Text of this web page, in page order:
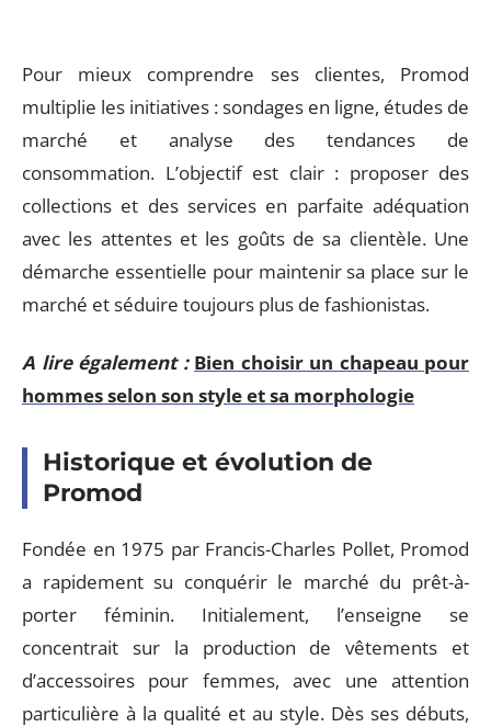
Pour mieux comprendre ses clientes, Promod
multiplie les initiatives : sondages en ligne, études de
marché et analyse des tendances de
consommation. L’objectif est clair : proposer des
collections et des services en parfaite adéquation
avec les attentes et les goûts de sa clientèle. Une
démarche essentielle pour maintenir sa place sur le
marché et séduire toujours plus de fashionistas.
A lire également : Bien choisir un chapeau pour
hommes selon son style et sa morphologie
Historique et évolution de
Promod
Fondée en 1975 par Francis-Charles Pollet, Promod
a rapidement su conquérir le marché du prêt-à-
porter féminin. Initialement, l’enseigne se
concentrait sur la production de vêtements et
d’accessoires pour femmes, avec une attention
particulière à la qualité et au style. Dès ses débuts,